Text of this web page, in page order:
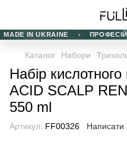
IN UKRAINE
Каталог Набори
Набір кислотного
ACID SCALP
550 ml
Артикул: FF00326 Написати